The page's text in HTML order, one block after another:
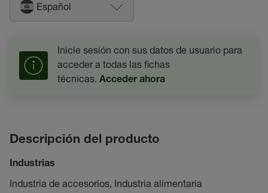
Español
Inicie sesión con sus datos de usuario para
acceder a todas las fichas
técnicas. Acceder ahora
Descripción del producto
Industrias
Industria de accesorios, Industria alimentaria